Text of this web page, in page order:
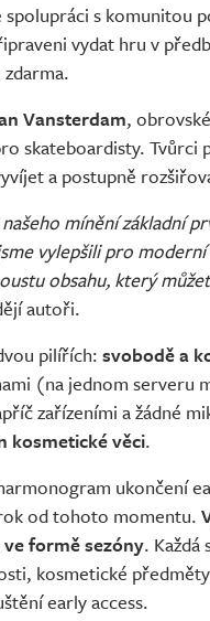
spolupráci s komunitou
vydat hru v
Vansterdam,
skateboardisty. Tvůrci
a postupně
mínění základní
vylepšili pro moderní
obsahu, který
autoři.
pilířích: svobodě a
(na jednom serveru
zařízeními a žádné
kosmetické věci.
ukončení
od tohoto momentu.
formě sezóny. Každá
kosmetické
early access.